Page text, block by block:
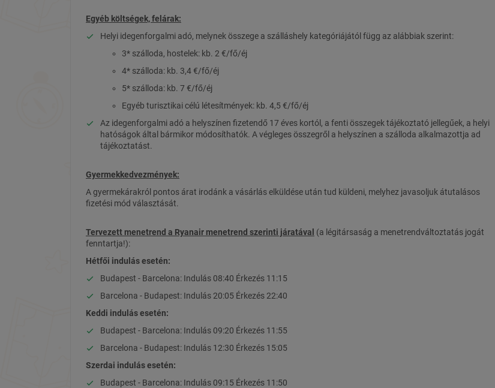
Egyéb költségek, felárak:
Helyi idegenforgalmi adó, melynek összege a szálláshely kategóriájától függ az alábbiak szerint:
3* szálloda, hostelek: kb. 2 €/fő/éj
4* szálloda: kb. 3,4 €/fő/éj
5* szálloda: kb. 7 €/fő/éj
Egyéb turisztikai célú létesítmények: kb. 4,5 €/fő/éj
Az idegenforgalmi adó a helyszínen fizetendő 17 éves kortól, a fenti összegek tájékoztató jellegűek, a helyi
hatóságok által bármikor módosíthatók. A végleges összegről a helyszínen a szálloda alkalmazottja ad
tájékoztatást.
Gyermekkedvezmények:
A gyermekárakról pontos árat irodánk a vásárlás elküldése után tud küldeni, melyhez javasoljuk átutalásos
fizetési mód választását.
Tervezett menetrend a Ryanair menetrend szerinti járatával (a légitársaság a menetrendváltoztatás jogát
fenntartja!):
Hétfői indulás esetén:
Budapest - Barcelona: Indulás 08:40 Érkezés 11:15
Barcelona - Budapest: Indulás 20:05 Érkezés 22:40
Keddi indulás esetén:
Budapest - Barcelona: Indulás 09:20 Érkezés 11:55
Barcelona - Budapest: Indulás 12:30 Érkezés 15:05
Szerdai indulás esetén:
Budapest - Barcelona: Indulás 09:15 Érkezés 11:50